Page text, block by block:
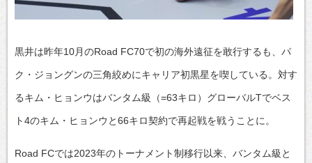
黒井は昨年10月のRoad FC70で初の海外遠征を敢行するも、パ
ク・ジョングンの三角絞めにキャリア初黒星を喫している。対す
るキム・ヒョンウはバンタム級（=63キロ）グローバルTでベス
ト4のキム・ヒョンウと66キロ契約で再起戦を戦うことに。
Road FCでは2023年のトーナメント制移行以来、バンタム級と